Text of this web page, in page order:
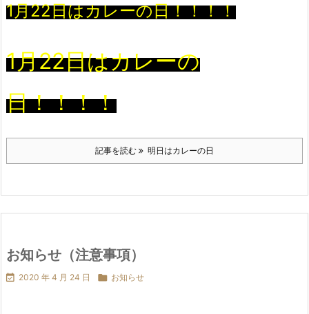
1月22日はカレーの日！！！！
1月22日はカレーの
日！！！！
記事を読む 明日はカレーの日
お知らせ（注意事項）
 2020 年 4 月 24 日  お知らせ